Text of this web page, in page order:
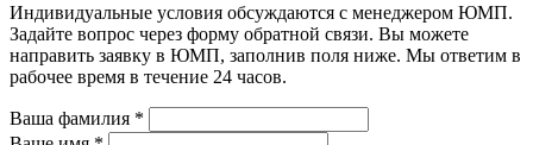
Индивидуальные условия обсуждаются с менеджером ЮМП.
Задайте вопрос через форму обратной связи. Вы можете
направить заявку в ЮМП, заполнив поля ниже. Mы ответим в
рабочее время в течение 24 часов.
Ваша фамилия *